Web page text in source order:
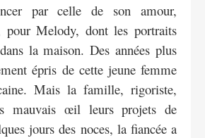
par celle de son amour,
pour Melody, dont les portraits
la maison. Des années plus
épris de cette jeune femme
Mais la famille, rigoriste,
mauvais œil leurs projets de
jours des noces, la fiancée a